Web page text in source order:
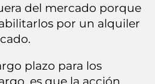
del mercado porque
por un alquiler
plazo para los
es que la acción